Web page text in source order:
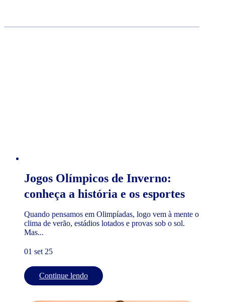
Jogos Olímpicos de Inverno:
conheça a história e os esportes
Quando pensamos em Olimpíadas, logo vem à mente o
clima de verão, estádios lotados e provas sob o sol.
Mas...
01 set 25
Continue lendo